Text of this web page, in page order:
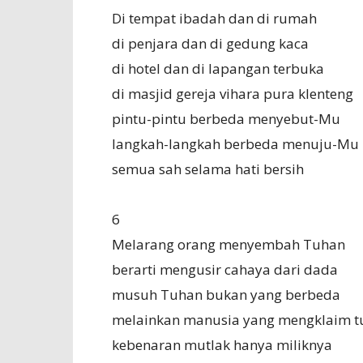
Di tempat ibadah dan di rumah
di penjara dan di gedung kaca
di hotel dan di lapangan terbuka
di masjid gereja vihara pura klenteng
pintu-pintu berbeda menyebut-Mu
langkah-langkah berbeda menuju-Mu
semua sah selama hati bersih
6
Melarang orang menyembah Tuhan
berarti mengusir cahaya dari dada
musuh Tuhan bukan yang berbeda
melainkan manusia yang mengklaim
kebenaran mutlak hanya miliknya